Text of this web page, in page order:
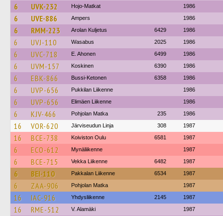
6 UVK-232 Hojo-Matkat 1986
6 UVE-886 Ampers 1986
6 RMM-223 Arolan Kuljetus 6429 1986
6 UVJ-110 Wasabus 2025 1986
6 UVC-718 E. Ahonen 6499 1986
6 UVM-157 Koskinen 6390 1986
6 EBK-866 Bussi-Ketonen 6358 1986
6 UVP-656 Pukkilan Liikenne 1986
6 UVP-656 Elimäen Liikenne 1986
6 KJV-466 Pohjolan Matka 235 1986
16 VOR-620 Järviseudun Linja 308 1987
16 BCE-738 Koiviston Oulu 6581 1987
6 ECO-612 Mynäliikenne 1987
6 BCE-715 Vekka Liikenne 6482 1987
6 BEI-110 Pakkalan Liikenne 6534 1987
6 ZAA-906 Pohjolan Matka 1987
16 IAC-916 Yhdysliikenne 2145 1987
16 RME-512 V. Alamäki 1987